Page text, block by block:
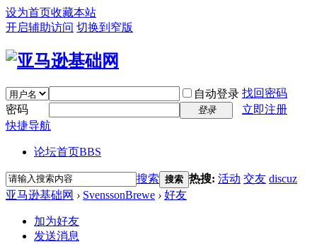
设为首页收藏本站
开启辅助访问 切换到窄版
自动登录 找回密码
密码
登录
立即注册
快捷导航
论坛首页BBS
搜索 搜索 热搜: 活动 交友 discuz
亚马逊基础网 › SvenssonBrewe › 好友
加为好友
发送消息